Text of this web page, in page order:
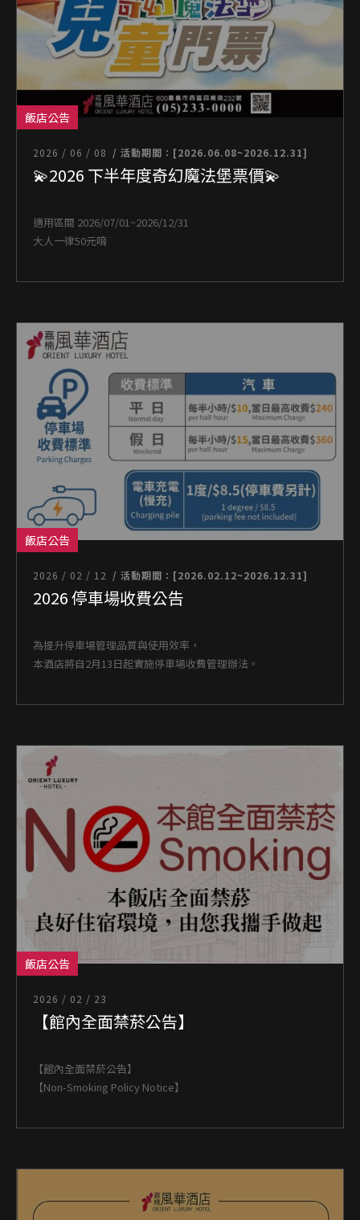
飯店公告
2026 / 06 / 08 / 活動期間：[2026.06.08~2026.12.31]
💫2026 下半年度奇幻魔法堡票價💫
適用區間 2026/07/01~2026/12/31
大人一律50元唷
飯店公告
2026 / 02 / 12 / 活動期間：[2026.02.12~2026.12.31]
2026 停車場收費公告
為提升停車場管理品質與使用效率，
本酒店將自2月13日起實施停車場收費管理辦法。
飯店公告
2026 / 02 / 23
【館內全面禁菸公告】
【館內全面禁菸公告】
【Non-Smoking Policy Notice】